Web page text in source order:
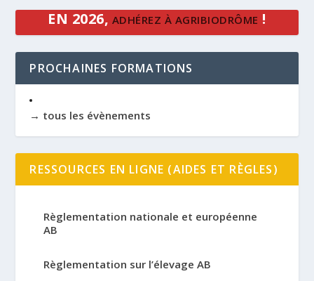
EN 2026, ADHÉREZ À AGRIBIODRÔME !
PROCHAINES FORMATIONS
→ tous les évènements
RESSOURCES EN LIGNE (AIDES ET RÈGLES)
Règlementation nationale et européenne
AB
Règlementation sur l’élevage AB